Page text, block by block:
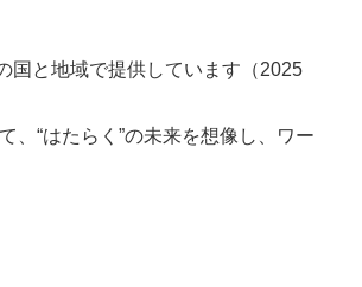
国と地域で提供しています（2025
“はたらく”の未来を想像し、ワー